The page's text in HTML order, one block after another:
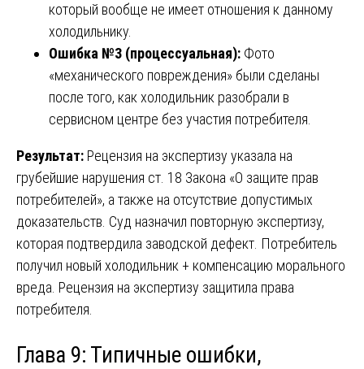
который вообще не имеет отношения к данному
холодильнику.
Ошибка №3 (процессуальная): Фото
«механического повреждения» были сделаны
после того, как холодильник разобрали в
сервисном центре без участия потребителя.
Результат: Рецензия на экспертизу указала на
грубейшие нарушения ст. 18 Закона «О защите прав
потребителей», а также на отсутствие допустимых
доказательств. Суд назначил повторную экспертизу,
которая подтвердила заводской дефект. Потребитель
получил новый холодильник + компенсацию морального
вреда. Рецензия на экспертизу защитила права
потребителя.
Глава 9: Типичные ошибки,